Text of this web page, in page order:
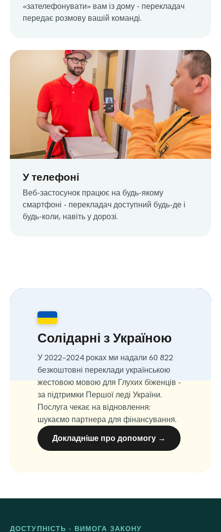
«зателефонувати» вам із дому - перекладач
передає розмову вашій команді.
У телефоні
Веб-застосунок працює на будь-якому
смартфоні - перекладач доступний будь-де і
будь-коли, навіть у дорозі.
Солідарні з Україною
У 2022–2024 роках ми надали 60 822
безкоштовні переклади українською
жестовою мовою для Глухих біженців -
за підтримки Першої леді України.
Послуга чекає на відновлення:
шукаємо партнера для фінансування.
Докладніше про допомогу →
ДОСТУПНІСТЬ - ВИМОГА ЗАКОНУ